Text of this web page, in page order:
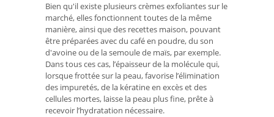
Bien qu'il existe plusieurs crèmes exfoliantes sur le
marché, elles fonctionnent toutes de la même
manière, ainsi que des recettes maison, pouvant
être préparées avec du café en poudre, du son
d'avoine ou de la semoule de maïs, par exemple.
Dans tous ces cas, l’épaisseur de la molécule qui,
lorsque frottée sur la peau, favorise l’élimination
des impuretés, de la kératine en excès et des
cellules mortes, laisse la peau plus fine, prête à
recevoir l’hydratation nécessaire.